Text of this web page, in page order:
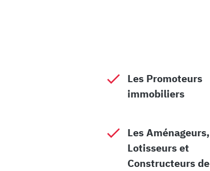
Les Promoteurs
immobiliers
Les Aménageurs,
Lotisseurs et
Constructeurs de